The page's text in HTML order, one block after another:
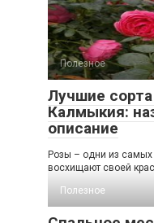
Полезное
Лучшие
Калмыкия:
описание
Розы – одни из
восхищают своей
Полезное